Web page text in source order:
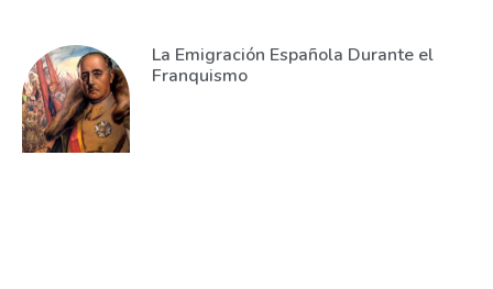
La Emigración Española Durante el
Franquismo